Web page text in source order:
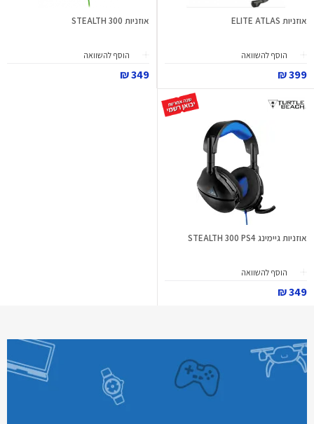
אוזניות ELITE ATLAS
הוסף להשוואה
399 ₪
אוזניות STEALTH 300
הוסף להשוואה
349 ₪
אוזניות גיימינג STEALTH 300 PS4
הוסף להשוואה
349 ₪